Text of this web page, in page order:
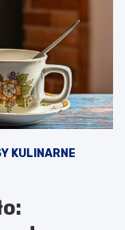
KULINARNE